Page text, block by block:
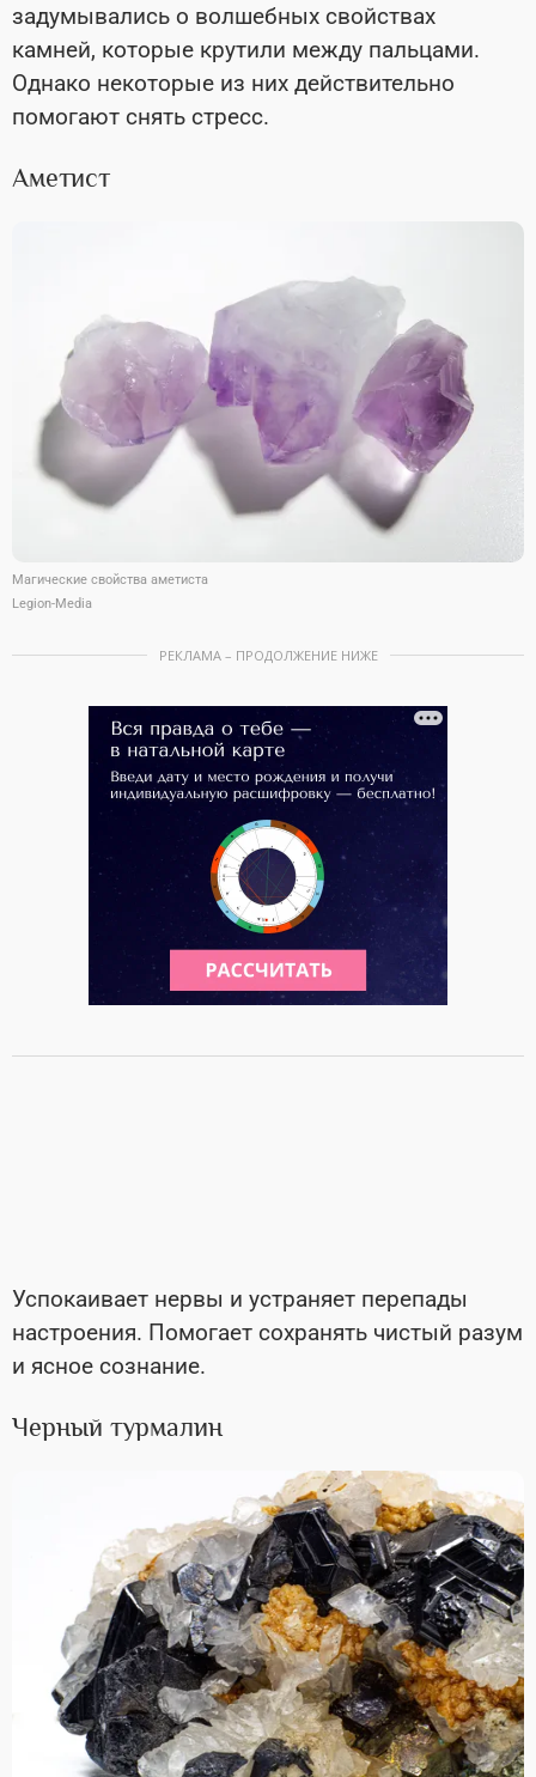
задумывались о волшебных свойствах
камней, которые крутили между пальцами.
Однако некоторые из них действительно
помогают снять стресс.
Аметист
Магические свойства аметиста
Legion-Media
РЕКЛАМА – ПРОДОЛЖЕНИЕ НИЖЕ
Успокаивает нервы и устраняет перепады
настроения. Помогает сохранять чистый разум
и ясное сознание.
Черный турмалин